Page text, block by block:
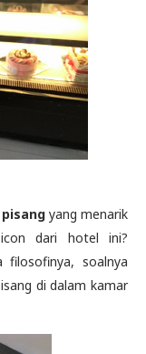
yang menarik
dari hotel ini?
filosofinya, soalnya
di dalam kamar